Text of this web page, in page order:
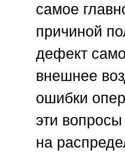
самое
причиной
дефект
внешнее
ошибки
эти
на